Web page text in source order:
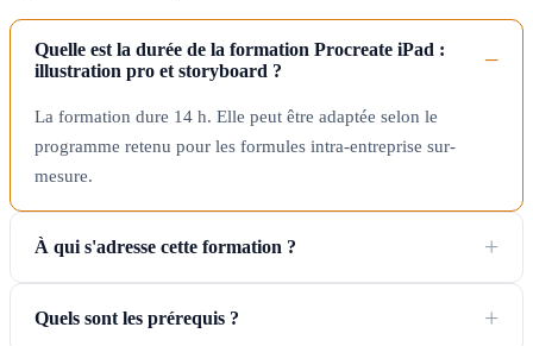
Quelle est la durée de la formation Procreate iPad :
illustration pro et storyboard ?
La formation dure 14 h. Elle peut être adaptée selon le
programme retenu pour les formules intra-entreprise sur-
mesure.
À qui s'adresse cette formation ?
Quels sont les prérequis ?